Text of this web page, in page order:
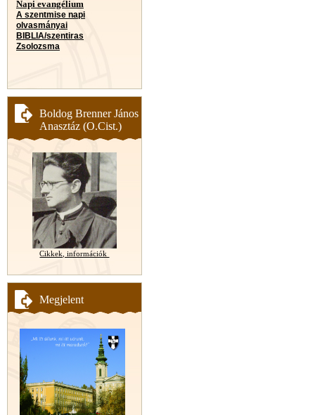
Napi evangélium
A szentmise napi
olvasmányai
BIBLIA/szentiras
Zsolozsma
Boldog Brenner János
Anasztáz (O.Cist.)
Cikkek, információk
Megjelent